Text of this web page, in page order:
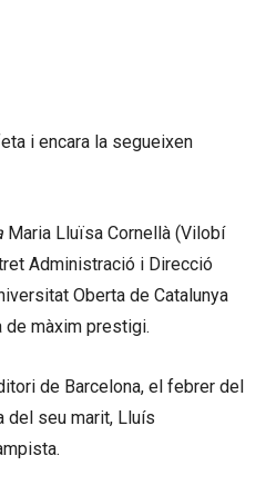
i encara la segueixen
Maria Lluïsa Cornellà (Vilobí
tret Administració i Direcció
Oberta de Catalunya
de màxim prestigi.
de Barcelona, el febrer del
del seu marit, Lluís